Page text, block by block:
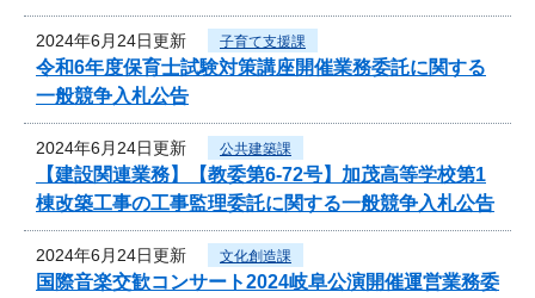
2024年6月24日更新 子育て支援課
令和6年度保育士試験対策講座開催業務委託に関する
一般競争入札公告
2024年6月24日更新 公共建築課
【建設関連業務】【教委第6-72号】加茂高等学校第1
棟改築工事の工事監理委託に関する一般競争入札公告
2024年6月24日更新 文化創造課
国際音楽交歓コンサート2024岐阜公演開催運営業務委